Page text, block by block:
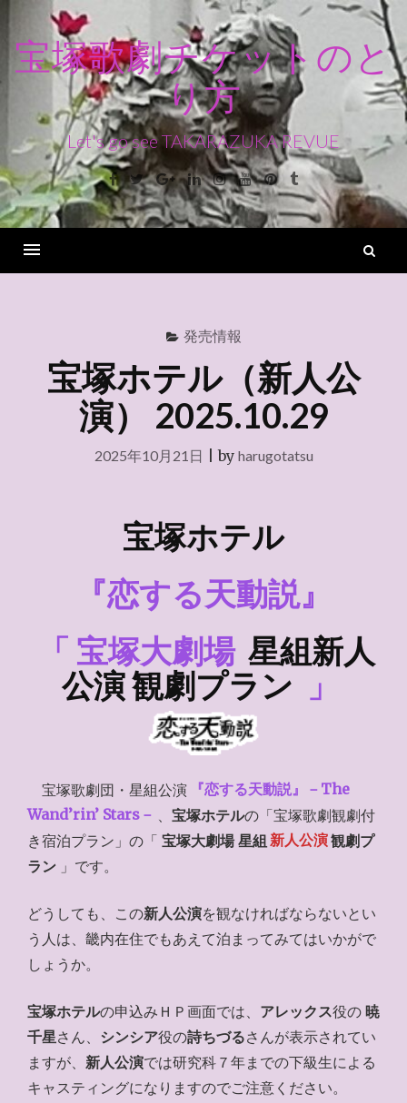
ン
ス
キ
ッ
宝塚歌劇チケットのと
り方
Let's go see TAKARAZUKA REVUE
Facebook
TwitterGoogle+LinkedinInstagram
YoutubePinterest
Tumblr
発売情報
宝塚ホテル（新人公
演） 2025.10.29
2025年10月21日 |by harugotatsu
宝塚ホテル
『恋する天動説』
「 宝塚大劇場 星組新人
公演 観劇プラン
」
宝塚歌劇団・星組公演 『恋する天動説』－The
Wand’rin’ Stars－
、宝塚ホテルの「宝塚歌劇観劇付
き宿泊プラン」の「 宝塚大劇場 星組 新人公演観劇プ
ラン 」です。
どうしても、この新人公演を観なければならないとい
う人は、畿内在住でもあえて泊まってみてはいかがで
しょうか。
宝塚ホテルの申込みＨＰ画面では、 アレックス役の 暁
千星さん、 シンシア役の詩ちづるさんが表示されてい
ますが、 新人公演では研究科７年までの下級生による
キャスティングになりますのでご注意ください。